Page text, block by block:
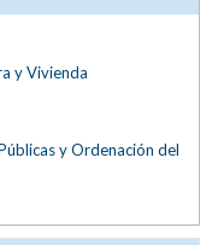
y Vivienda
y Ordenación del